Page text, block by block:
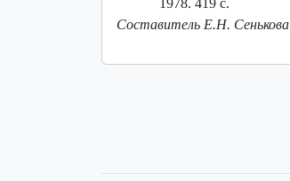
1978. 419 с.
Составитель Е.Н. Сенькова